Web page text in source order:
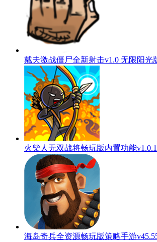
戴夫激战僵尸全新射击v1.0 无限阳光
火柴人无双战将畅玩版内置功能
海岛奇兵全资源畅玩版策略手游